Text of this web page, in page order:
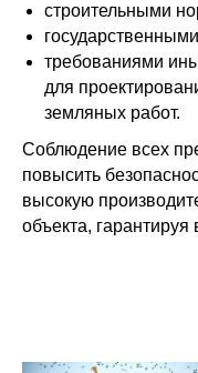
строительными
требованиями
для
земляных работ.
Соблюдение всех
повысить
высокую
объекта, гарантируя